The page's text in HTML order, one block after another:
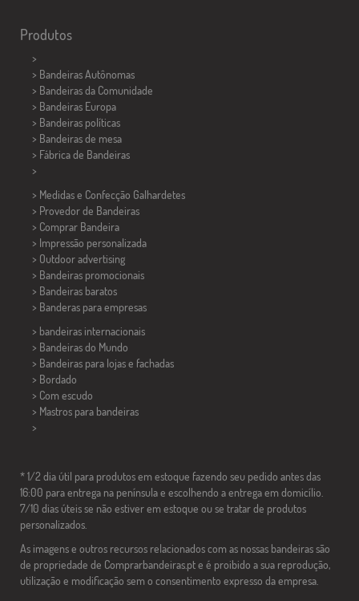
Produtos
>
> Bandeiras Autônomas
> Bandeiras da Comunidade
> Bandeiras Europa
> Bandeiras políticas
> Bandeiras de mesa
> Fábrica de Bandeiras
>
> Medidas e Confecção Galhardetes
> Provedor de Bandeiras
> Comprar Bandeira
> Impressão personalizada
> Outdoor advertising
> Bandeiras promocionais
> Bandeiras baratos
> Banderas para empresas
> bandeiras internacionais
> Bandeiras do Mundo
> Bandeiras para lojas e fachadas
> Bordado
> Com escudo
> Mastros para bandeiras
>
* 1/2 dia útil para produtos em estoque fazendo seu pedido antes das
16:00 para entrega na península e escolhendo a entrega em domicílio.
7/10 dias úteis se não estiver em estoque ou se tratar de produtos
personalizados.
As imagens e outros recursos relacionados com as nossas bandeiras são
de propriedade de Comprarbandeiras.pt e é proibido a sua reprodução,
utilização e modificação sem o consentimento expresso da empresa.